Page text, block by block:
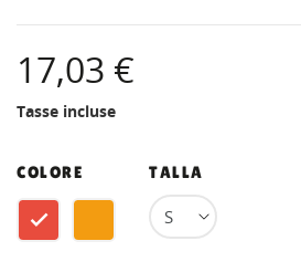
17,03 €
Tasse incluse
COLORE
RossoArancione
TALLA